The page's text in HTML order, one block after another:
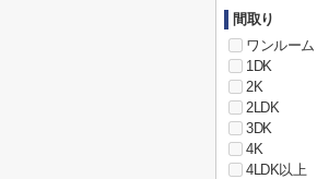
間取り
ワンルーム
1DK
2K
2LDK
3DK
4K
4LDK以上